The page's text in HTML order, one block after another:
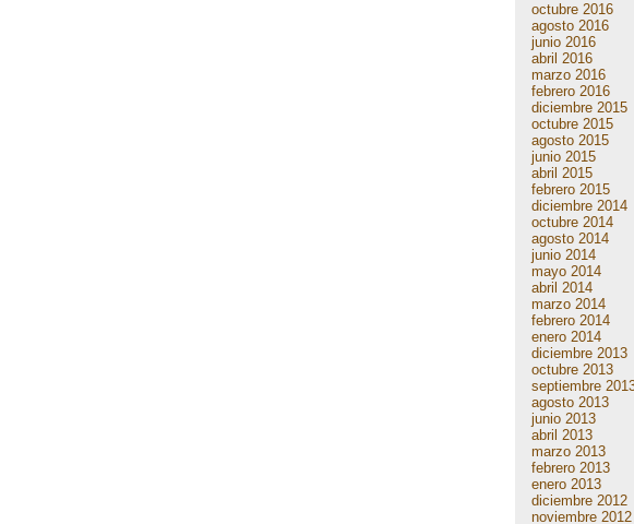
octubre 2016
agosto 2016
junio 2016
abril 2016
marzo 2016
febrero 2016
diciembre 2015
octubre 2015
agosto 2015
junio 2015
abril 2015
febrero 2015
diciembre 2014
octubre 2014
agosto 2014
junio 2014
mayo 2014
abril 2014
marzo 2014
febrero 2014
enero 2014
diciembre 2013
octubre 2013
septiembre
agosto 2013
junio 2013
abril 2013
marzo 2013
febrero 2013
enero 2013
diciembre 2012
noviembre 2012